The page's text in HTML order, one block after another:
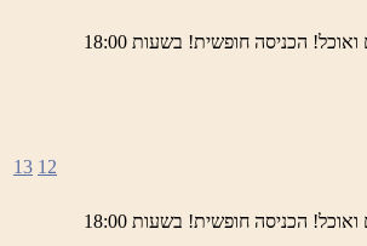
ימי חמישי באתר השחזור בראש פינה מוזמנים לחוויה תרבותית, להנות מהיופי של ראש פינה העתיקה, עם שלל גלריות, דוכנים, הופעות חיות, בירה, ופעילות לילדים ואוכל! הכניסה חופשית! בשעות 18:00
ימי חמישי באתר השחזור בראש פינה מוזמנים לחוויה תרבותית, להנות מהיופי של ראש פינה העתיקה, עם שלל גלריות, דוכנים, הופעות חיות, בירה, ופעילות לילדים ואוכל! הכניסה חופשית! בשעות 18:00
12
13